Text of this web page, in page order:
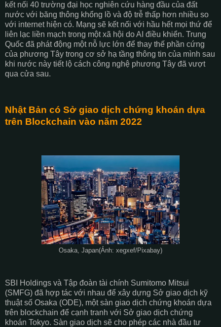
kết nối 40 trường đại học nghiên cứu hàng đầu của đất
nước với băng thông khổng lồ và độ trễ thấp hơn nhiều so
với internet hiện có. Mạng sẽ kết nối với hầu hết mọi thứ để
liên lạc liền mạch trong một xã hội do AI điều khiển. Trung
Quốc đã phát động một nỗ lực lớn để thay thế phần cứng
của phương Tây trong cơ sở hạ tầng thông tin của mình sau
khi nước này tiết lộ cách công nghệ phương Tây đã vượt
qua cửa sau.
Nhật Bản có Sở giao dịch chứng khoán dựa
trên Blockchain vào năm 2022
Osaka, Japan(Ảnh: xegxef/Pixabay)
SBI Holdings và Tập đoàn tài chính Sumitomo Mitsui
(SMFG) đã hợp tác với nhau để xây dựng Sở giao dịch kỹ
thuật số Osaka (ODE), một sàn giao dịch chứng khoán dựa
trên blockchain để cạnh tranh với Sở giao dịch chứng
khoán Tokyo. Sàn giao dịch sẽ cho phép các nhà đầu tư